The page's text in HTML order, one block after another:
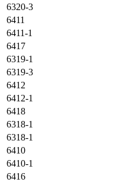
6320-3
6411
6411-1
6417
6319-1
6319-3
6412
6412-1
6418
6318-1
6318-1
6410
6410-1
6416